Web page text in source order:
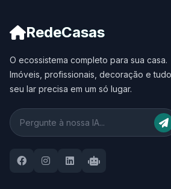
RedeCasas
O ecossistema completo para sua casa.
Imóveis, profissionais, decoração e
seu lar precisa em um só lugar.